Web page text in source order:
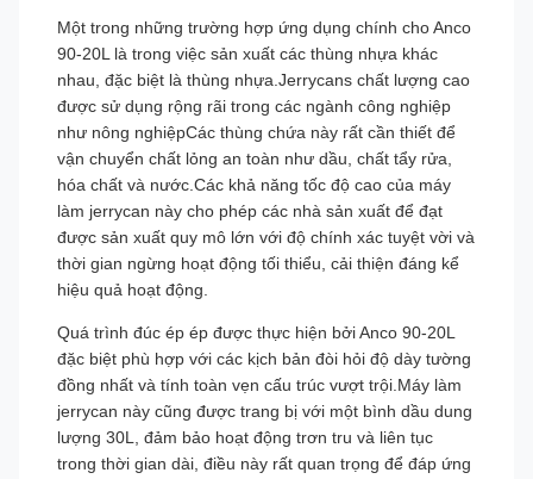
Một trong những trường hợp ứng dụng chính cho Anco
90-20L là trong việc sản xuất các thùng nhựa khác
nhau, đặc biệt là thùng nhựa.Jerrycans chất lượng cao
được sử dụng rộng rãi trong các ngành công nghiệp
như nông nghiệpCác thùng chứa này rất cần thiết để
vận chuyển chất lỏng an toàn như dầu, chất tẩy rửa,
hóa chất và nước.Các khả năng tốc độ cao của máy
làm jerrycan này cho phép các nhà sản xuất để đạt
được sản xuất quy mô lớn với độ chính xác tuyệt vời và
thời gian ngừng hoạt động tối thiểu, cải thiện đáng kể
hiệu quả hoạt động.
Quá trình đúc ép ép được thực hiện bởi Anco 90-20L
đặc biệt phù hợp với các kịch bản đòi hỏi độ dày tường
đồng nhất và tính toàn vẹn cấu trúc vượt trội.Máy làm
jerrycan này cũng được trang bị với một bình dầu dung
lượng 30L, đảm bảo hoạt động trơn tru và liên tục
trong thời gian dài, điều này rất quan trọng để đáp ứng